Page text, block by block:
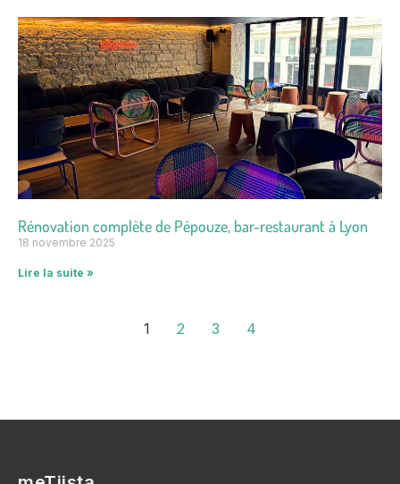
Rénovation complète de Pépouze, bar-restaurant à Lyon
18 novembre 2025
Lire la suite »
1 2 3 4